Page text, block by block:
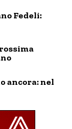
Fedeli:
ancora: nel